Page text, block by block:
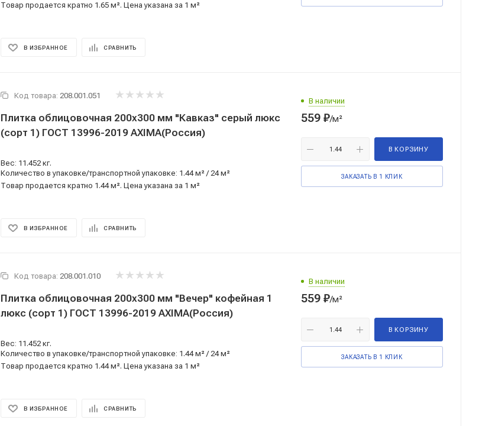
Товар продается кратно 1.65 м². Цена указана за 1 м²
В ИЗБРАННОЕ СРАВНИТЬ
Код товара: 208.001.051
Плитка облицовочная 200x300 мм "Кавказ" серый люкс
(сорт 1) ГОСТ 13996-2019 AXIMA(Россия)
Вес: 11.452 кг.
Количество в упаковке/транспортной упаковке: 1.44 м² / 24 м²
Товар продается кратно 1.44 м². Цена указана за 1 м²
В ИЗБРАННОЕ СРАВНИТЬ
В наличии
559 ₽/м²
В КОРЗИНУ
ЗАКАЗАТЬ В 1 КЛИК
Код товара: 208.001.010
Плитка облицовочная 200x300 мм "Вечер" кофейная 1
люкс (сорт 1) ГОСТ 13996-2019 AXIMA(Россия)
Вес: 11.452 кг.
Количество в упаковке/транспортной упаковке: 1.44 м² / 24 м²
Товар продается кратно 1.44 м². Цена указана за 1 м²
В ИЗБРАННОЕ СРАВНИТЬ
В наличии
559 ₽/м²
В КОРЗИНУ
ЗАКАЗАТЬ В 1 КЛИК